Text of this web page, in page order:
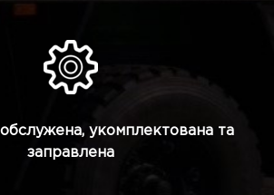
обслужена, укомплектована та
заправлена